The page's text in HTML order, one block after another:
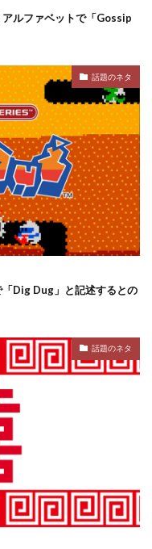
アルファベットで「Gossip
話題のネタ
「Dig Dug」と記述するとの
話題のネタ